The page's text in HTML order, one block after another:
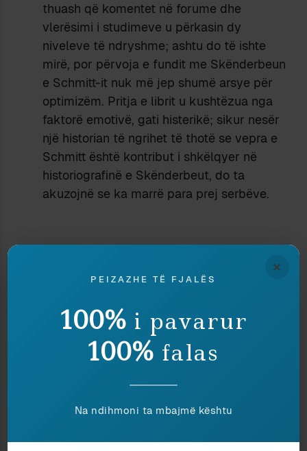
thuash që komentet në forume dhe
vlerësimi i studimeve u përkasin dy
niveleve të ndryshme; ashtu do të ishte
mirë, por përvoja e fundit me Skënderbeun
e Schmitt-it nuk më jep shumë arsye për
optimizëm. Pritja e librit u kushtëzua nga
faktorë emotivë, gati histerikë; sikur nesër
një historian të ngrihet të thotë se vepra e
Schmitt është kontribut i shkëlqyer në
historiografinë e Skënderbeut, do ta
akuzojnë se ka marrë para prej serbëve.
orakulli
Ato te dhena jane krejtesisht te gabuara dhe
kane nje baze raciste ne thelb.Popullsia
shqiptare eshte teper e dallueshme me
popullsine greke dhe ate serbo-bullgare.Ky
dallim duket me sy te lire,nga njerez te
×
PEIZAZHE TË FJALËS
100% i pavarur
100% falas
Na ndihmoni ta mbajmë kështu